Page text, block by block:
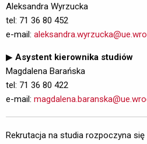
Aleksandra Wyrzucka
tel: 71 36 80 452
e-mail:
▶ Asystent kierownika studiów
Magdalena Barańska
tel: 71 36 80 422
e-mail:
Rekrutacja na studia rozpoczyna